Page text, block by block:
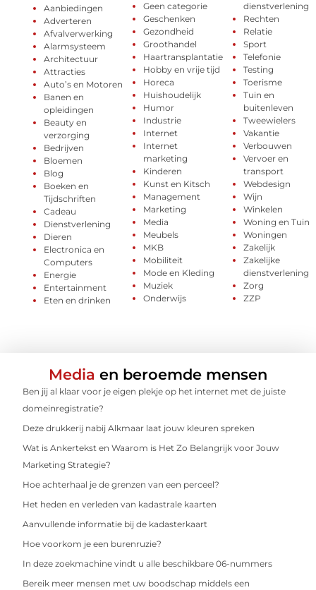
Aanbiedingen
Adverteren
Afvalverwerking
Alarmsysteem
Architectuur
Attracties
Auto’s en Motoren
Banen en
opleidingen
Beauty en
verzorging
Bedrijven
Bloemen
Blog
Boeken en
Tijdschriften
Cadeau
Dienstverlening
Dieren
Electronica en
Computers
Energie
Entertainment
Eten en drinken
Geen categorie
Geschenken
Gezondheid
Groothandel
Haartransplantatie
Hobby en vrije tijd
Horeca
Huishoudelijk
Humor
Industrie
Internet
Internet
marketing
Kinderen
Kunst en Kitsch
Management
Marketing
Media
Meubels
MKB
Mobiliteit
Mode en Kleding
Muziek
Onderwijs
dienstverlening
Rechten
Relatie
Sport
Telefonie
Testing
Toerisme
Tuin en
buitenleven
Tweewielers
Vakantie
Verbouwen
Vervoer en
transport
Webdesign
Wijn
Winkelen
Woning en Tuin
Woningen
Zakelijk
Zakelijke
dienstverlening
Zorg
ZZP
Media en beroemde mensen
Ben jij al klaar voor je eigen plekje op het internet met de juiste
domeinregistratie?
Deze drukkerij nabij Alkmaar laat jouw kleuren spreken
Wat is Ankertekst en Waarom is Het Zo Belangrijk voor Jouw
Marketing Strategie?
Hoe achterhaal je de grenzen van een perceel?
Het heden en verleden van kadastrale kaarten
Aanvullende informatie bij de kadasterkaart
Hoe voorkom je een burenruzie?
In deze zoekmachine vindt u alle beschikbare 06-nummers
Bereik meer mensen met uw boodschap middels een